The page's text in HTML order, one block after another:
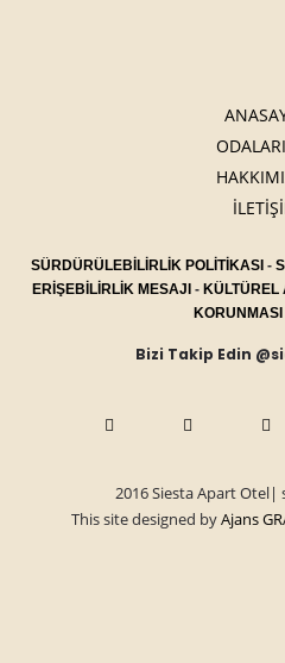
SÜRDÜRÜLEBİLİRLİK POLİTİKASI -
ERİŞEBİLİRLİK MESAJI - KÜLTÜREL
KORUNMASI
Bizi Takip Edin
2016 Siesta Apart
This site designed byAjans